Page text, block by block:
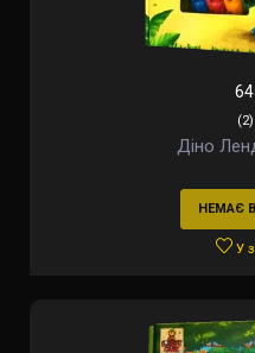
(2)
Діно
НЕМАЄ
У